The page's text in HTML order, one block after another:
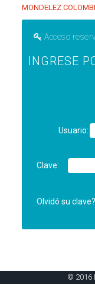
MONDELEZ
Acceso
INGRESE
Usuario:
Clave:
Olvidó su clave?
© 2016